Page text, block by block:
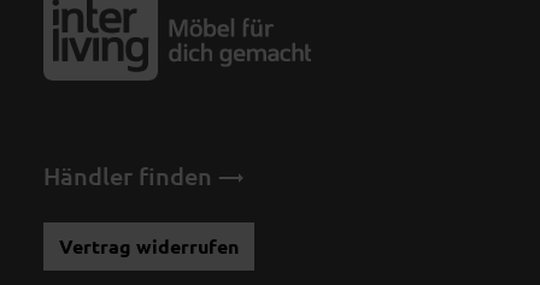
Händler finden
Vertrag widerrufen